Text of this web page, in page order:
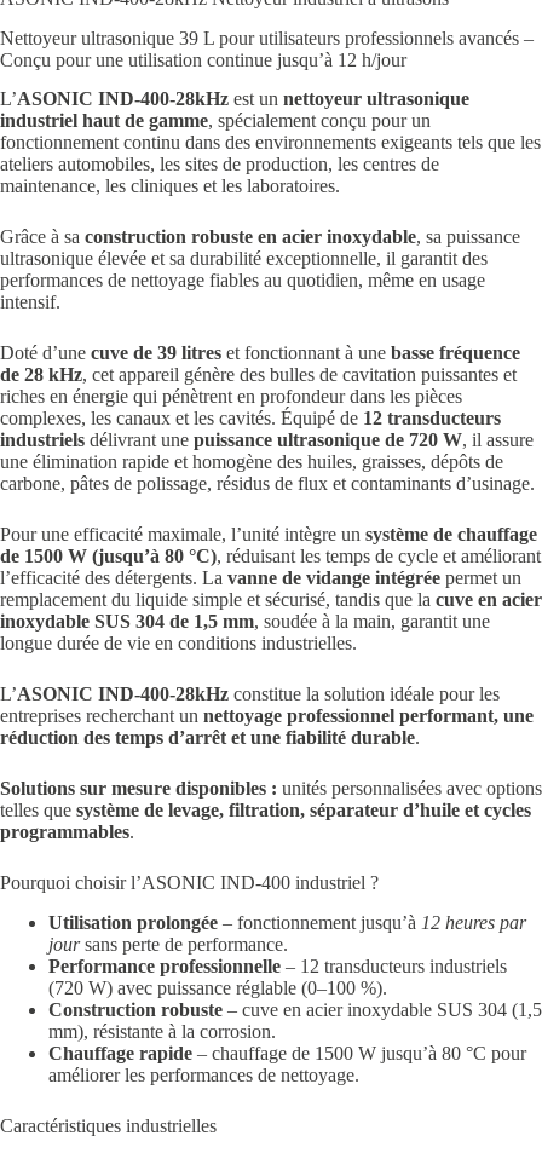
Nettoyeur ultrasonique 39 L pour utilisateurs professionnels avancés –
Conçu pour une utilisation continue jusqu’à 12 h/jour
L’ASONIC IND-400-28kHz est un nettoyeur ultrasonique
industriel haut de gamme, spécialement conçu pour un
fonctionnement continu dans des environnements exigeants tels que les
ateliers automobiles, les sites de production, les centres de
maintenance, les cliniques et les laboratoires.
Grâce à sa construction robuste en acier inoxydable, sa puissance
ultrasonique élevée et sa durabilité exceptionnelle, il garantit des
performances de nettoyage fiables au quotidien, même en usage
intensif.
Doté d’une cuve de 39 litres et fonctionnant à une basse fréquence
de 28 kHz, cet appareil génère des bulles de cavitation puissantes et
riches en énergie qui pénètrent en profondeur dans les pièces
complexes, les canaux et les cavités. Équipé de 12 transducteurs
industriels délivrant une puissance ultrasonique de 720 W, il assure
une élimination rapide et homogène des huiles, graisses, dépôts de
carbone, pâtes de polissage, résidus de flux et contaminants d’usinage.
Pour une efficacité maximale, l’unité intègre un système de chauffage
de 1500 W (jusqu’à 80 °C), réduisant les temps de cycle et améliorant
l’efficacité des détergents. La vanne de vidange intégrée permet un
remplacement du liquide simple et sécurisé, tandis que la cuve en acier
inoxydable SUS 304 de 1,5 mm, soudée à la main, garantit une
longue durée de vie en conditions industrielles.
L’ASONIC IND-400-28kHz constitue la solution idéale pour les
entreprises recherchant un nettoyage professionnel performant, une
réduction des temps d’arrêt et une fiabilité durable.
Solutions sur mesure disponibles : unités personnalisées avec options
telles que système de levage, filtration, séparateur d’huile et cycles
programmables.
Pourquoi choisir l’ASONIC IND-400 industriel ?
Utilisation prolongée – fonctionnement jusqu’à 12 heures par
joursans perte de performance.
Performance professionnelle – 12 transducteurs industriels
(720 W) avec puissance réglable (0–100 %).
Construction robuste – cuve en acier inoxydable SUS 304 (1,5
mm), résistante à la corrosion.
Chauffage rapide – chauffage de 1500 W jusqu’à 80 °C pour
améliorer les performances de nettoyage.
Caractéristiques industrielles